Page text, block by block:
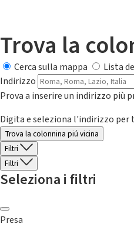
Trova la
Cerca sulla mappa
Lista
Indirizzo
Prova a inserire un indirizzo più
Digita e seleziona l'indirizzo
Trova la colonnina piú vicina
Filtri
Filtri
Seleziona i filtri
Presa